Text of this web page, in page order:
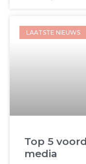
LAATSTE NIEUWS
Top 5
media